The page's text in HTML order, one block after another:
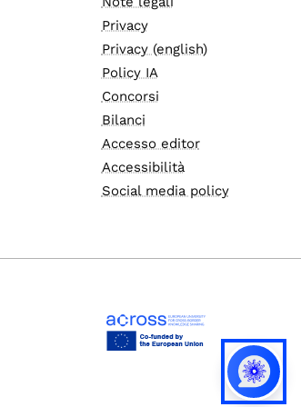
Privacy
Privacy (english)
Policy IA
Concorsi
Bilanci
Accesso editor
Accessibilità
Social media policy